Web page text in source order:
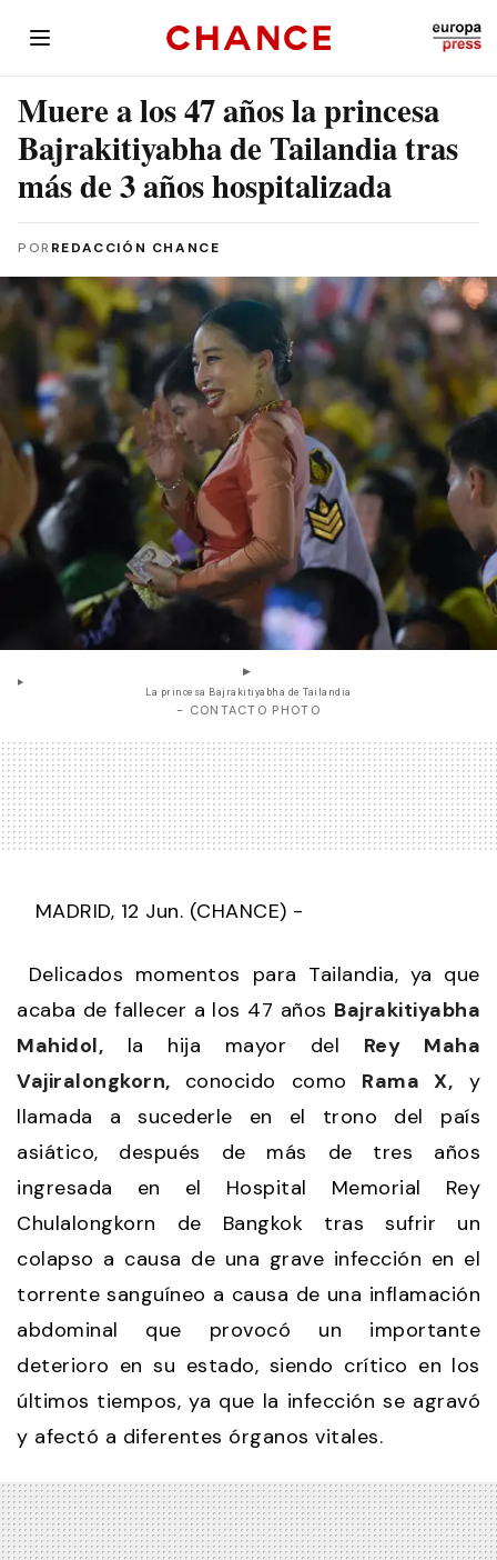
Muere a los 47 años la princesa
Bajrakitiyabha de Tailandia tras
más de 3 años hospitalizada
POR REDACCIÓN CHANCE
La princesa Bajrakitiyabha de Tailandia
- CONTACTO PHOTO
MADRID, 12 Jun. (CHANCE) -
Delicados momentos para Tailandia, ya que
acaba de fallecer a los 47 años Bajrakitiyabha
Mahidol, la hija mayor del Rey Maha
Vajiralongkorn, conocido como Rama X, y
llamada a sucederle en el trono del país
asiático, después de más de tres años
ingresada en el Hospital Memorial Rey
Chulalongkorn de Bangkok tras sufrir un
colapso a causa de una grave infección en el
torrente sanguíneo a causa de una inflamación
abdominal que provocó un importante
deterioro en su estado, siendo crítico en los
últimos tiempos, ya que la infección se agravó
y afectó a diferentes órganos vitales.